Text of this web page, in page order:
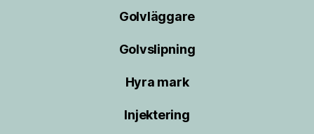
Golvläggare
Golvslipning
Hyra mark
Injektering